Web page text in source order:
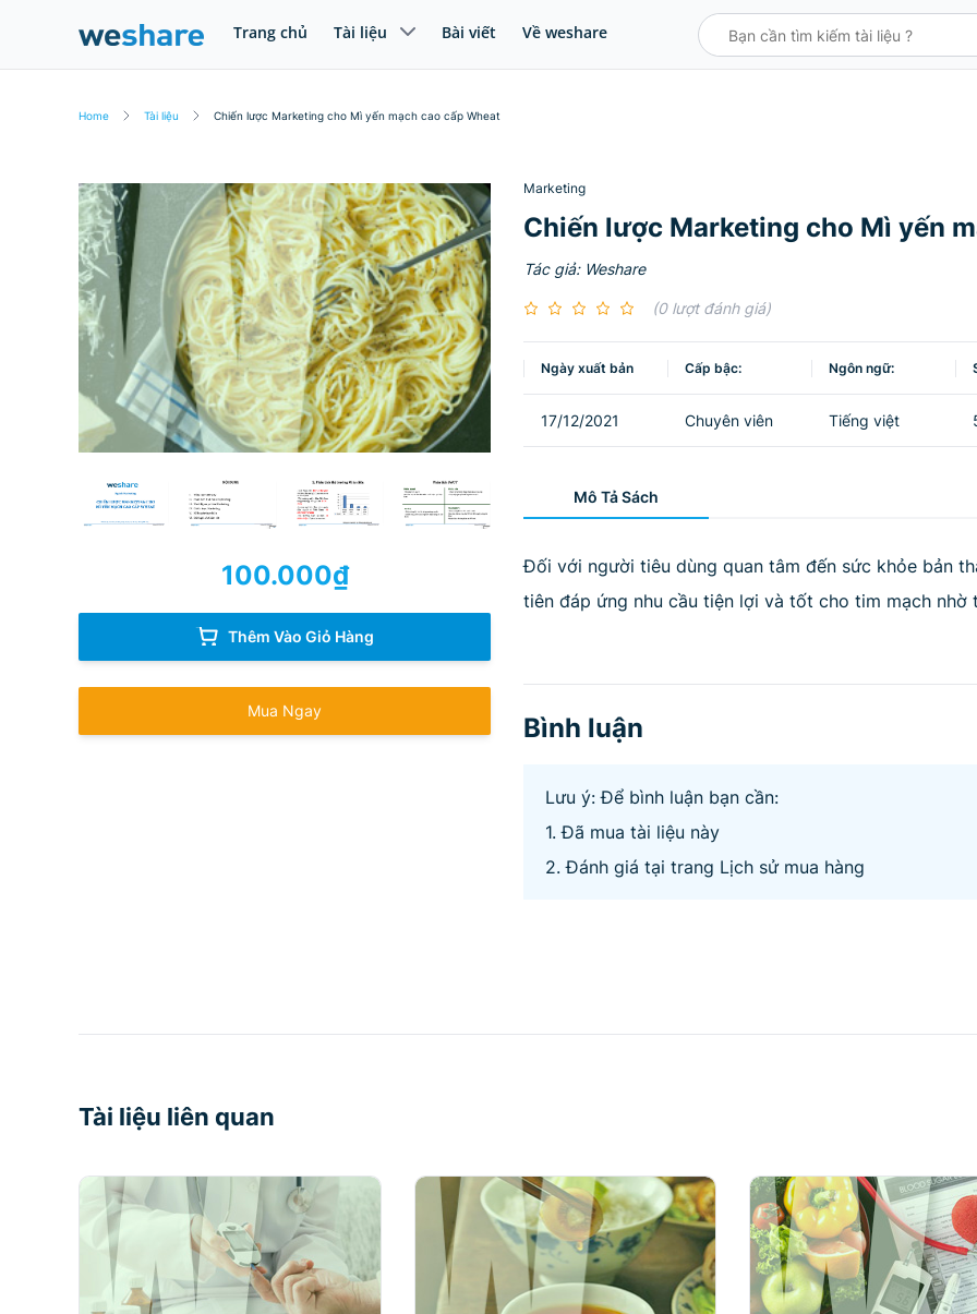
Trang chủ Tài liệu Bài viết Về weshare
Home Tài liệu Chiến lược Marketing cho Mì yến mạch cao cấp Wheat
100.000₫
Thêm Vào Giỏ Hàng
Mua Ngay
Marketing
Chiến lược Marketing cho Mì yến
Tác giả: Weshare
(0 lượt đánh giá)
Ngày xuất bản Cấp bậc: Ngôn ngữ:
17/12/2021 Chuyên viên Tiếng việt
Mô Tả Sách
Đối với người tiêu dùng quan tâm đến sức khỏe bản
tiên đáp ứng nhu cầu tiện lợi và tốt cho tim mạch nhờ
Bình luận
Lưu ý: Để bình luận bạn cần:
1. Đã mua tài liệu này
2. Đánh giá tại trang Lịch sử mua hàng
Tài liệu liên quan